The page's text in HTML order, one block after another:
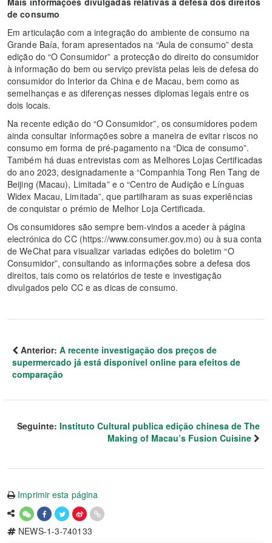
de consumo
Em articulação com a integração do ambiente de consumo na
Grande Baía, foram apresentados na “Aula de consumo” desta
edição do “O Consumidor” a protecção do direito do consumidor
à informação do bem ou serviço prevista pelas leis de defesa do
consumidor do Interior da China e de Macau, bem como as
semelhanças e as diferenças nesses diplomas legais entre os
dois locais.
Na recente edição do “O Consumidor”, os consumidores podem
ainda consultar informações sobre a maneira de evitar riscos no
consumo em forma de pré-pagamento na “Dica de consumo”.
Também há duas entrevistas com as Melhores Lojas Certificadas
do ano 2023, designadamente a “Companhia Tong Ren Tang de
Beijing (Macau), Limitada” e o “Centro de Audição e Línguas
Widex Macau, Limitada”, que partilharam as suas experiências
de conquistar o prémio de Melhor Loja Certificada.
Os consumidores são sempre bem-vindos a aceder à página
electrónica do CC (https://www.consumer.gov.mo) ou à sua conta
de WeChat para visualizar variadas edições do boletim “O
Consumidor”, consultando as informações sobre a defesa dos
direitos, tais como os relatórios de teste e investigação
divulgados pelo CC e as dicas de consumo.
Anterior: A recente investigação dos preços de
supermercado já está disponível online para efeitos de
comparação
Seguinte: Instituto Cultural publica edição chinesa de The
Making of Macau’s Fusion Cuisine
Imprimir esta página
NEWS-1-3-740133